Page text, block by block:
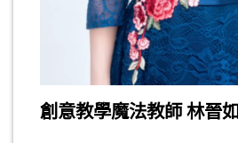
創意教學魔法教師 林晉如